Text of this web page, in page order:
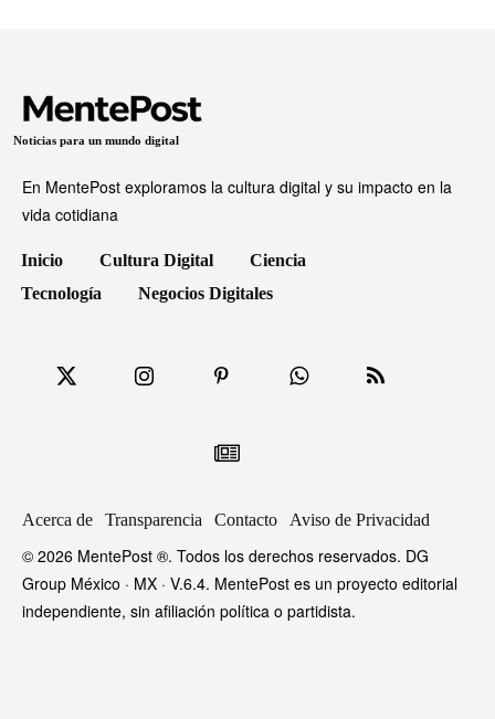
Noticias para un mundo digital
En MentePost exploramos la cultura digital y su impacto en la
vida cotidiana
Inicio Cultura Digital
Ciencia
Tecnología
Negocios Digitales
Acerca de Transparencia Contacto Aviso de Privacidad
© 2026 MentePost ®. Todos los derechos reservados. DG
Group México · MX · V.6.4. MentePost es un proyecto editorial
independiente, sin afiliación política o partidista.